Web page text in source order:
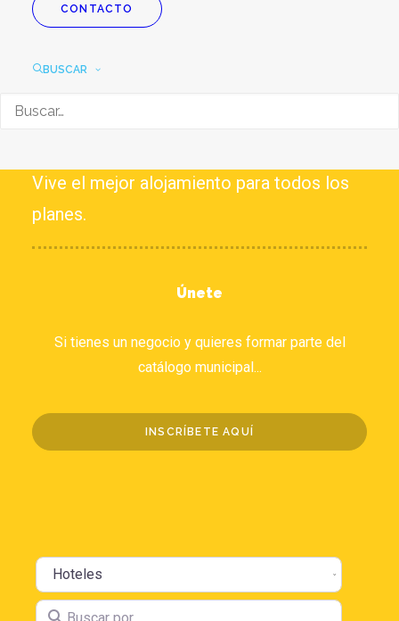
CONTACTO
BUSCAREXPERIENCIAS
HOTELES
Vive el mejor alojamiento para todos los
planes.
Únete
Si tienes un negocio y quieres formar parte del
catálogo municipal...
INSCRÍBETE AQUÍ
Seleccione el tipo de búsqueda
Buscar por